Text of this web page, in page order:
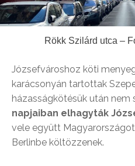
Rökk Szilárd utca –
Józsefvároshoz köti
karácsonyán tartottak
házasságkötésük után nem
napjaiban elhagyták
vele együtt
Berlinbe költözzenek.